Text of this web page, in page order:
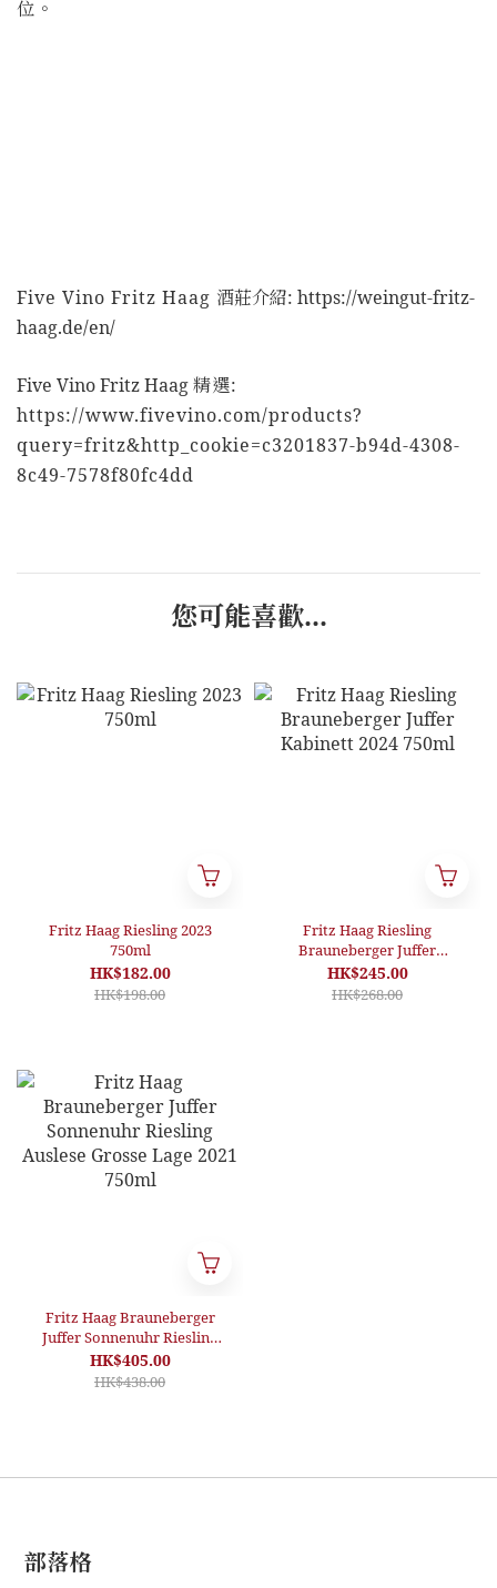
位。
Five Vino Fritz Haag 酒莊介紹: https://weingut-fritz-
haag.de/en/
Five Vino Fritz Haag精選:
https://www.fivevino.com/products?
query=fritz&http_cookie=c3201837-b94d-4308-
8c49-7578f80fc4dd
您可能喜歡...
Fritz Haag Riesling 2023
750ml
HK$182.00
HK$198.00
Fritz Haag Riesling
Brauneberger Juffer
Kabinett 2024 750ml
HK$245.00
HK$268.00
Fritz Haag Brauneberger
Juffer Sonnenuhr Riesling
Auslese Grosse Lage 2021
750ml
HK$405.00
HK$438.00
部落格